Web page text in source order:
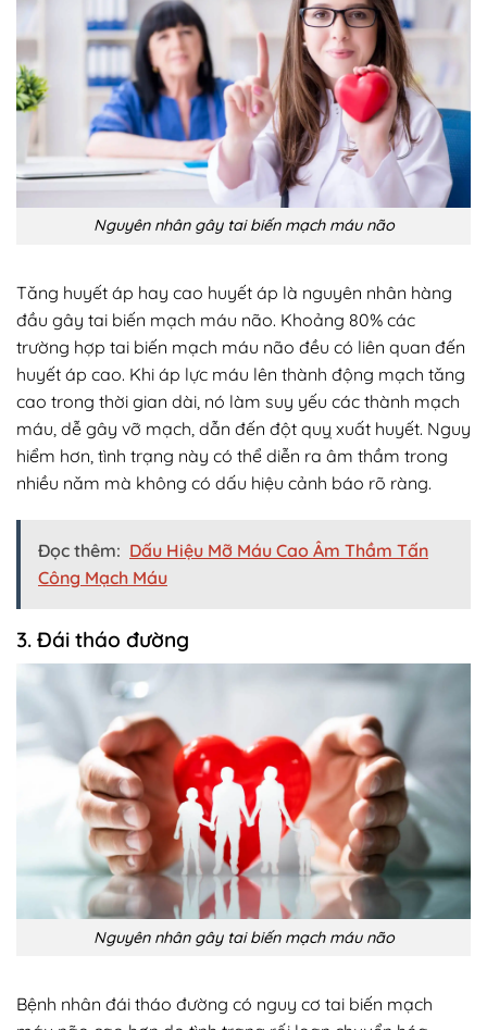
Nguyên nhân gây tai biến mạch máu não
Tăng huyết áp hay cao huyết áp là nguyên nhân hàng
đầu gây tai biến mạch máu não. Khoảng 80% các
trường hợp tai biến mạch máu não đều có liên quan đến
huyết áp cao. Khi áp lực máu lên thành động mạch tăng
cao trong thời gian dài, nó làm suy yếu các thành mạch
máu, dễ gây vỡ mạch, dẫn đến đột quỵ xuất huyết. Nguy
hiểm hơn, tình trạng này có thể diễn ra âm thầm trong
nhiều năm mà không có dấu hiệu cảnh báo rõ ràng.
Đọc thêm: Dấu Hiệu Mỡ Máu Cao Âm Thầm Tấn
Công Mạch Máu
3. Đái tháo đường
Nguyên nhân gây tai biến mạch máu não
Bệnh nhân đái tháo đường có nguy cơ tai biến mạch